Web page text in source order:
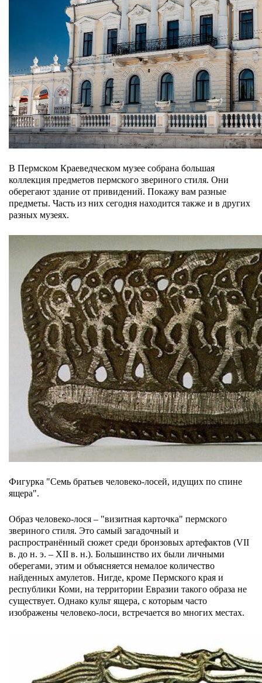
В Пермском Краеведческом музее собрана большая
коллекция предметов пермского звериного стиля. Они
оберегают здание от привидений. Покажу вам разные
предметы. Часть из них сегодня находится также и в других
разных музеях.
Фигурка "Семь братьев человеко-лосей, идущих по спине
ящера".
Образ человеко-лося – "визитная карточка" пермского
звериного стиля. Это самый загадочный и
распространённый сюжет среди бронзовых артефактов (VII
в. до н. э. – XII в. н.). Большинство их были личными
оберегами, этим и объясняется немалое количество
найденных амулетов. Нигде, кроме Пермского края и
республики Коми, на территории Евразии такого образа не
существует. Однако культ ящера, с которым часто
изображены человеко-лоси, встречается во многих местах.